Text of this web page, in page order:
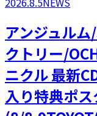
アンジュル
クトリー/
ニクル 最新
入り特典ポ